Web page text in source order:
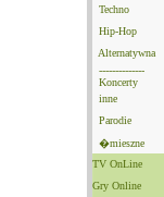
Techno
Hip-Hop
Alternatywna
--------------
Koncerty
inne
Parodie
�mieszne
TV OnLine
Gry Online